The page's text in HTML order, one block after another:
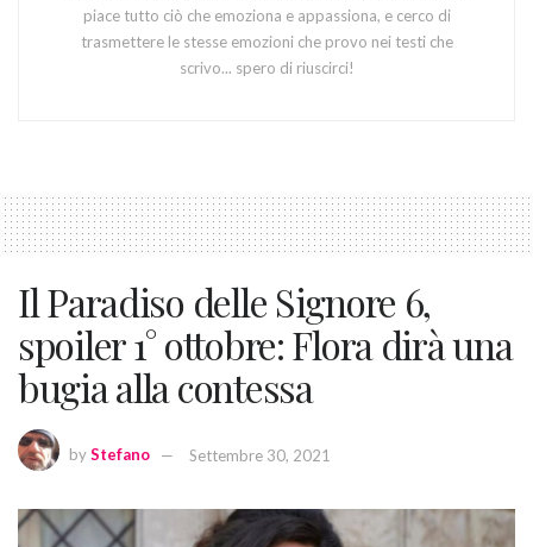
piace tutto ciò che emoziona e appassiona, e cerco di
trasmettere le stesse emozioni che provo nei testi che
scrivo... spero di riuscirci!
Il Paradiso delle Signore 6,
spoiler 1° ottobre: Flora dirà una
bugia alla contessa
byStefano Settembre 30, 2021